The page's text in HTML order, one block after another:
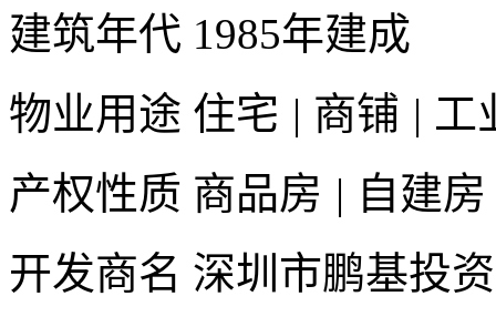
建筑年代 1985年建成
物业用途 住宅 | 商铺 | 工
产权性质 商品房 | 自建
开发商名 深圳市鹏基投